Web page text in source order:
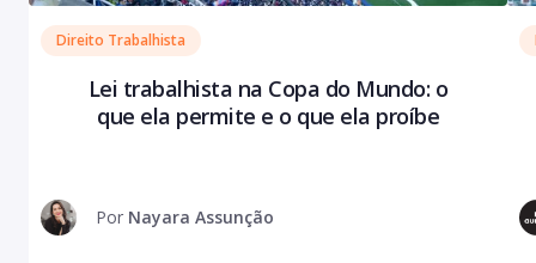
Direito Trabalhista
Lei trabalhista na Copa do Mundo: o
que ela permite e o que ela proíbe
Por Nayara Assunção